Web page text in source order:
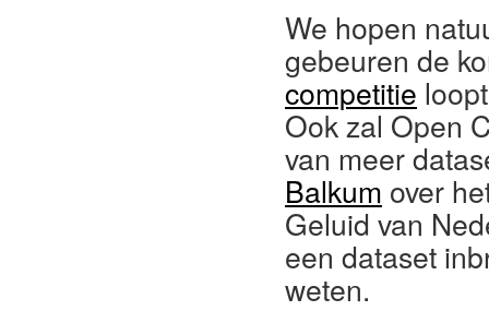
We hopen
gebeuren de
competitie
Ook zal Open
van meer
Balkum over
Geluid van
een dataset
weten.